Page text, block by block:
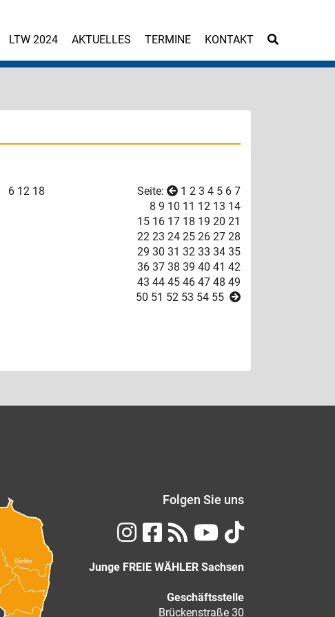
LTW 2024 AKTUELLES TERMINE KONTAKT
6 12 18 Seite: 1 2 3 4 5 6 7
8 9 10 11 12 13 14
15 16 17 18 19 20 21
22 23 24 25 26 27 28
29 30 31 32 33 34 35
36 37 38 39 40 41 42
43 44 45 46 47 48 49
50 51 52 53 54 55
Görlitz
Folgen Sie uns
Junge FREIE WÄHLER Sachsen
Geschäftsstelle
Brückenstraße 30